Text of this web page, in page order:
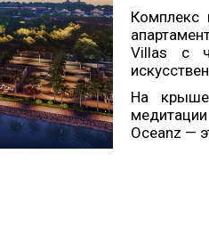
Комплекс
Villas с
На крыше
Oceanz —